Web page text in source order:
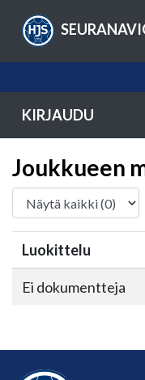
KIRJAUDU
Joukkueen
Luokittelu
Ei dokumentteja